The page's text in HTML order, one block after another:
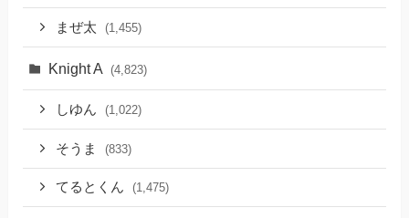
まぜ太 (1,455)
Knight A (4,823)
しゆん (1,022)
そうま (833)
てるとくん (1,475)